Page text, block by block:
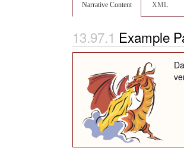
Narrative Content XML
Example